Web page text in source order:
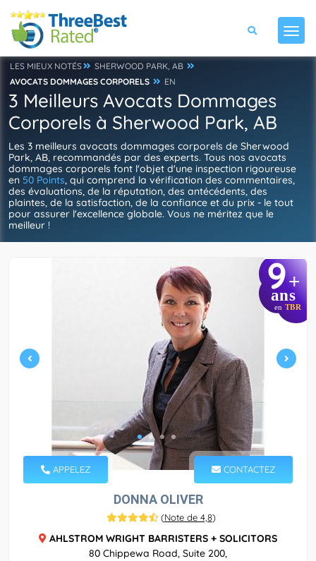
LES MIEUX NOTÉS
SHERWOOD PARK, AB
AVOCATS DOMMAGES CORPORELS
EN
3 Meilleurs Avocats Dommages
Corporels à Sherwood Park, AB
Les 3 meilleurs avocats dommages corporels de Sherwood
Park, AB, recommandés par des experts. Tous nos avocats
dommages corporels font l'objet d'une inspection rigoureuse
en 50 Points, qui comprend la vérification des commentaires,
des évaluations, de la réputation, des antécédents, des
plaintes, de la satisfaction, de la confiance et du prix - le tout
pour assurer l'excellence globale. Vous ne méritez que le
meilleur !
9+
ans
en TBR
APPELEZ CONTACTEZ
DONNA OLIVER
(Note de 4,8)
AHLSTROM WRIGHT BARRISTERS + SOLICITORS
80 Chippewa Road, Suite 200,